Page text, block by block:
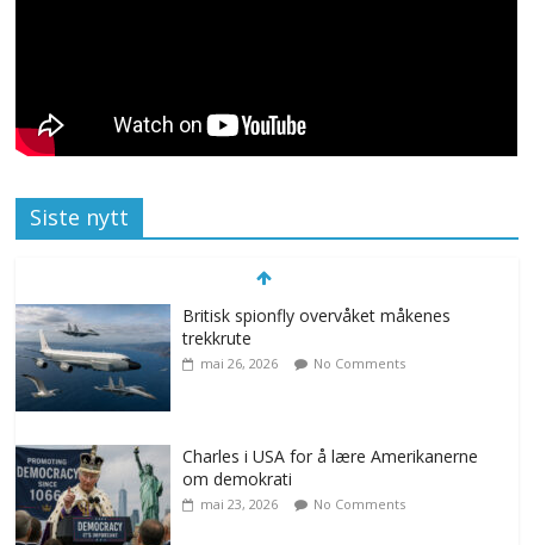
Siste nytt
Britisk spionfly overvåket måkenes
trekkrute
mai 26, 2026 No Comments
Charles i USA for å lære Amerikanerne
om demokrati
mai 23, 2026 No Comments